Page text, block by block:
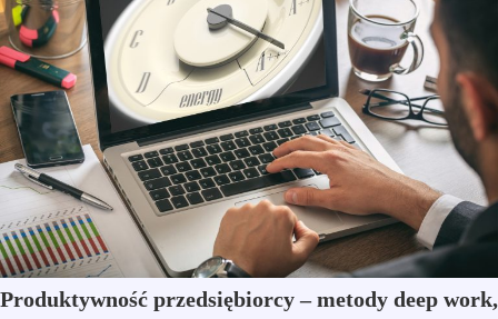
Produktywność przedsiębiorcy – metody deep work,